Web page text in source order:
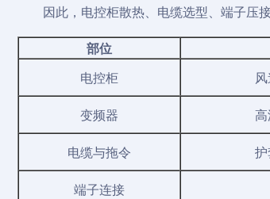
因此，电控柜散热、电缆选型、端子压
部位
电控柜
变频器
电缆与拖令
端子连接